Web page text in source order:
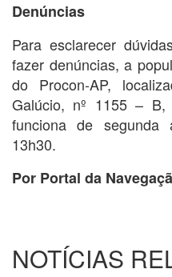
Denúncias
Para esclarecer
fazer denúncias, a
do Procon-AP,
Galúcio, nº 1155 – B,
funciona de
13h30.
Por Portal da
NOTÍCIAS